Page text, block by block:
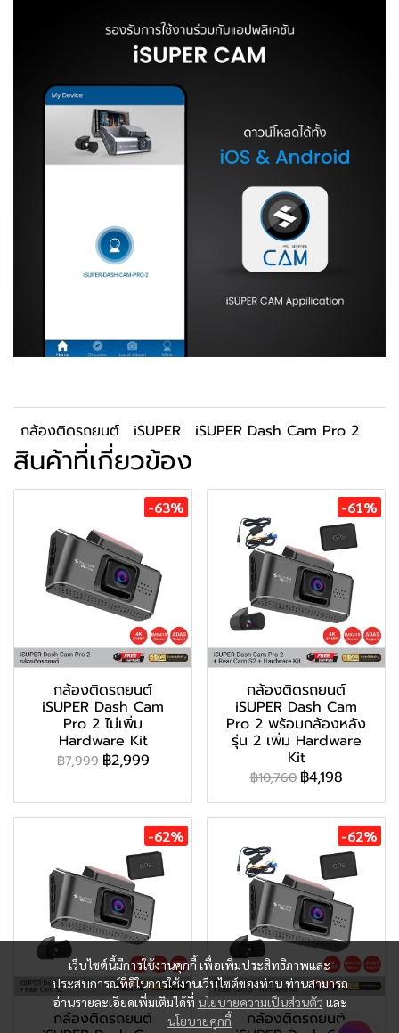
กล้องติดรถยนต์ iSUPER iSUPER Dash Cam Pro 2
สินค้าที่เกี่ยวข้อง
-63%
กล้องติดรถยนต์
iSUPER Dash Cam
Pro 2 ไม่เพิ่ม
Hardware Kit
฿7,999 ฿2,999
-61%
กล้องติดรถยนต์
iSUPER Dash Cam
Pro 2 พร้อมกล้องหลัง
รุ่น 2 เพิ่ม Hardware
Kit
฿10,760 ฿4,198
-62%
กล้องติดรถยนต์
-62%
กล้องติดรถยนต์
เว็บไซต์นี้มีการใช้งานคุกกี้ เพื่อเพิ่มประสิทธิภาพและ
ประสบการณ์ที่ดีในการใช้งานเว็บไซต์ของท่าน ท่านสามารถ
อ่านรายละเอียดเพิ่มเติมได้ที่ นโยบายความเป็นส่วนตัว และ
นโยบายคุกกี้